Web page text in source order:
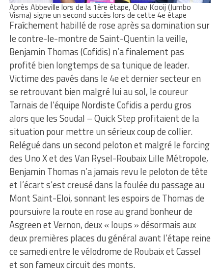
Après Abbeville lors de la 1ère étape, Olav Kooij (Jumbo
Visma) signe un second succès lors de cette 4e étape
Fraîchement habillé de rose après sa domination sur
le contre-le-montre de Saint-Quentin la veille,
Benjamin Thomas (Cofidis) n’a finalement pas
profité bien longtemps de sa tunique de leader.
Victime des pavés dans le 4e et dernier secteur en
se retrouvant bien malgré lui au sol, le coureur
Tarnais de l’équipe Nordiste Cofidis a perdu gros
alors que les Soudal – Quick Step profitaient de la
situation pour mettre un sérieux coup de collier.
Relégué dans un second peloton et malgré le forcing
des Uno X et des Van Rysel-Roubaix Lille Métropole,
Benjamin Thomas n’a jamais revu le peloton de tête
et l’écart s’est creusé dans la foulée du passage au
Mont Saint-Eloi, sonnant les espoirs de Thomas de
poursuivre la route en rose au grand bonheur de
Asgreen et Vernon, deux « loups » désormais aux
deux premières places du général avant l’étape reine
ce samedi entre le vélodrome de Roubaix et Cassel
et son fameux circuit des monts.